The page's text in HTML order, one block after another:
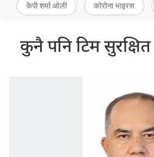
केपी शर्मा ओली कोरोना भाइरस
कुनै पनि टिम